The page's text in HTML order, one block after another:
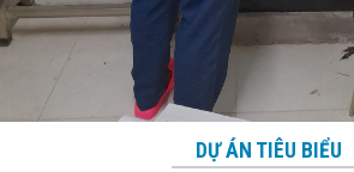
DỰ ÁN TIÊU BIỂU